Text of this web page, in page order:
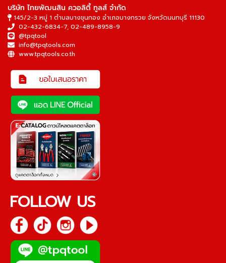
บริษัท ไทยพัฒนสิน ควอลิตี้ ทูลส์ จำกัด
145/2-3 หมู่ 1 ตำบลบางขุนกอง อำเภอบางกรวย จังหวัดนนทบุรี 11130
02-432-6834-7, 02-489-8958-9
@tpqtool
info@tpqtools.com
www.tpqtools.co.th
FOLLOW US